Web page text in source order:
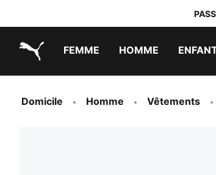
FEMME HOMME
Domicile Homme Vêtements